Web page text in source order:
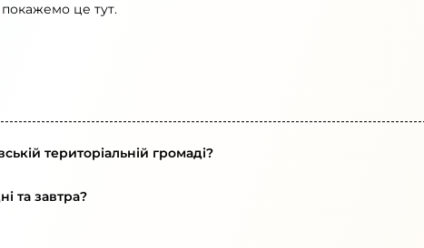
це тут.
територіальній громаді?
та завтра?